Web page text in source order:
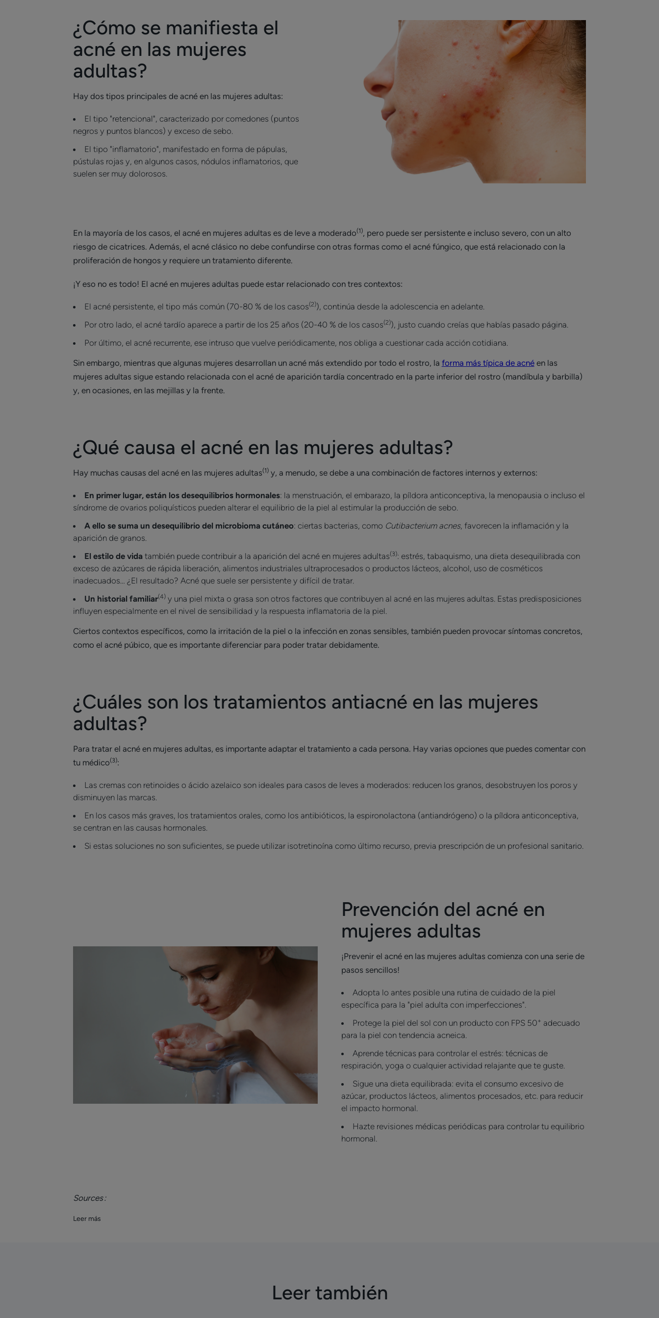
¿Cómo se manifiesta el
acné en las mujeres
adultas?
Hay dos tipos principales de acné en las mujeres adultas:
El tipo "retencional", caracterizado por comedones (puntos
negros y puntos blancos) y exceso de sebo.
El tipo "inflamatorio", manifestado en forma de pápulas,
pústulas rojas y, en algunos casos, nódulos inflamatorios, que
suelen ser muy dolorosos.
En la mayoría de los casos, el acné en mujeres adultas es de leve a moderado(1), pero puede ser persistente e incluso severo, con un alto
riesgo de cicatrices. Además, el acné clásico no debe confundirse con otras formas como el acné fúngico, que está relacionado con la
proliferación de hongos y requiere un tratamiento diferente.
¡Y eso no es todo! El acné en mujeres adultas puede estar relacionado con tres contextos:
El acné persistente, el tipo más común (70-80 % de los casos(2)), continúa desde la adolescencia en adelante.
Por otro lado, el acné tardío aparece a partir de los 25 años (20-40 % de los casos(2)), justo cuando creías que habías pasado página.
Por último, el acné recurrente, ese intruso que vuelve periódicamente, nos obliga a cuestionar cada acción cotidiana.
Sin embargo, mientras que algunas mujeres desarrollan un acné más extendido por todo el rostro, la forma más típica de acnéen las
mujeres adultas sigue estando relacionada con el acné de aparición tardía concentrado en la parte inferior del rostro (mandíbula y barbilla)
y, en ocasiones, en las mejillas y la frente.
¿Qué causa el acné en las mujeres adultas?
Hay muchas causas del acné en las mujeres adultas(1)y, a menudo, se debe a una combinación de factores internos y externos:
En primer lugar, están los desequilibrios hormonales: la menstruación, el embarazo, la píldora anticonceptiva, la menopausia o incluso el
síndrome de ovarios poliquísticos pueden alterar el equilibrio de la piel al estimular la producción de sebo.
A ello se suma un desequilibrio del microbioma cutáneo: ciertas bacterias, como Cutibacterium acnes, favorecen la inflamación y la
aparición de granos.
El estilo de vidatambién puede contribuir a la aparición del acné en mujeres adultas(3): estrés, tabaquismo, una dieta desequilibrada con
exceso de azúcares de rápida liberación, alimentos industriales ultraprocesados o productos lácteos, alcohol, uso de cosméticos
inadecuados… ¿El resultado? Acné que suele ser persistente y difícil de tratar.
Un historial familiar(4)y una piel mixta o grasa son otros factores que contribuyen al acné en las mujeres adultas. Estas predisposiciones
influyen especialmente en el nivel de sensibilidad y la respuesta inflamatoria de la piel.
Ciertos contextos específicos, como la irritación de la piel o la infección en zonas sensibles, también pueden provocar síntomas concretos,
como el acné púbico, que es importante diferenciar para poder tratar debidamente.
¿Cuáles son los tratamientos antiacné en las mujeres
adultas?
Para tratar el acné en mujeres adultas, es importante adaptar el tratamiento a cada persona. Hay varias opciones que puedes comentar con
tu médico(3):
Las cremas con retinoides o ácido azelaico son ideales para casos de leves a moderados: reducen los granos, desobstruyen los poros y
disminuyen las marcas.
En los casos más graves, los tratamientos orales, como los antibióticos, la espironolactona (antiandrógeno) o la píldora anticonceptiva,
se centran en las causas hormonales.
Si estas soluciones no son suficientes, se puede utilizar isotretinoína como último recurso, previa prescripción de un profesional sanitario.
Prevención del acné en
mujeres adultas
¡Prevenir el acné en las mujeres adultas comienza con una serie de
pasos sencillos!
Adopta lo antes posible una rutina de cuidado de la piel
específica para la "piel adulta con imperfecciones".
Protege la piel del sol con un producto con FPS 50+ adecuado
para la piel con tendencia acneica.
Aprende técnicas para controlar el estrés: técnicas de
respiración, yoga o cualquier actividad relajante que te guste.
Sigue una dieta equilibrada: evita el consumo excesivo de
azúcar, productos lácteos, alimentos procesados, etc. para reducir
el impacto hormonal.
Hazte revisiones médicas periódicas para controlar tu equilibrio
hormonal.
Sources :
Leer más
Leer también